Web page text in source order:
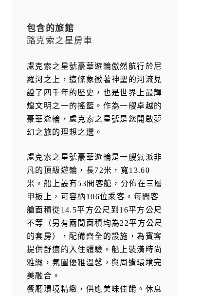
包含的旅館
路克索之星房車
盧克索之星號豪華遊輪傲然航行於尼
羅河之上，這條象徵著神聖的河流見
證了四千年的歷史，也是世界上最輝
煌文明之一的搖籃。作為一艘卓越的
豪華遊輪，盧克索之星號是您開啟夢
幻之旅的理想之選。
盧克索之星號豪華遊輪是一艘氣派非
凡的頂級遊輪，長72米，寬13.60
米。船上設有53間客艙，分佈在三層
甲板上，可容納106位乘客。每間客
艙面積從14.5平方公尺到16平方公尺
不等（另有兩間面積均為22平方公尺
的套房），配備齊全的設施，為賓客
提供舒適的入住體驗。船上裝潢時尚
雅緻，氛圍優雅溫馨，與周遭環境完
美融合。
餐廳環境精緻，供應美味佳餚。休息